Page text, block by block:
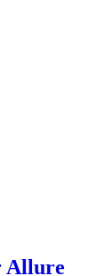
Allure